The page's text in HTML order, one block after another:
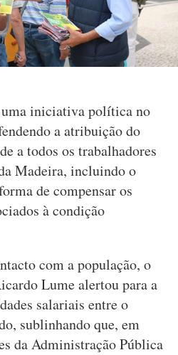
iniciativa política no
a atribuição do
a todos os trabalhadores
Madeira, incluindo o
de compensar os
à condição
com a população, o
Lume alertou para a
salariais entre o
sublinhando que, em
da Administração Pública